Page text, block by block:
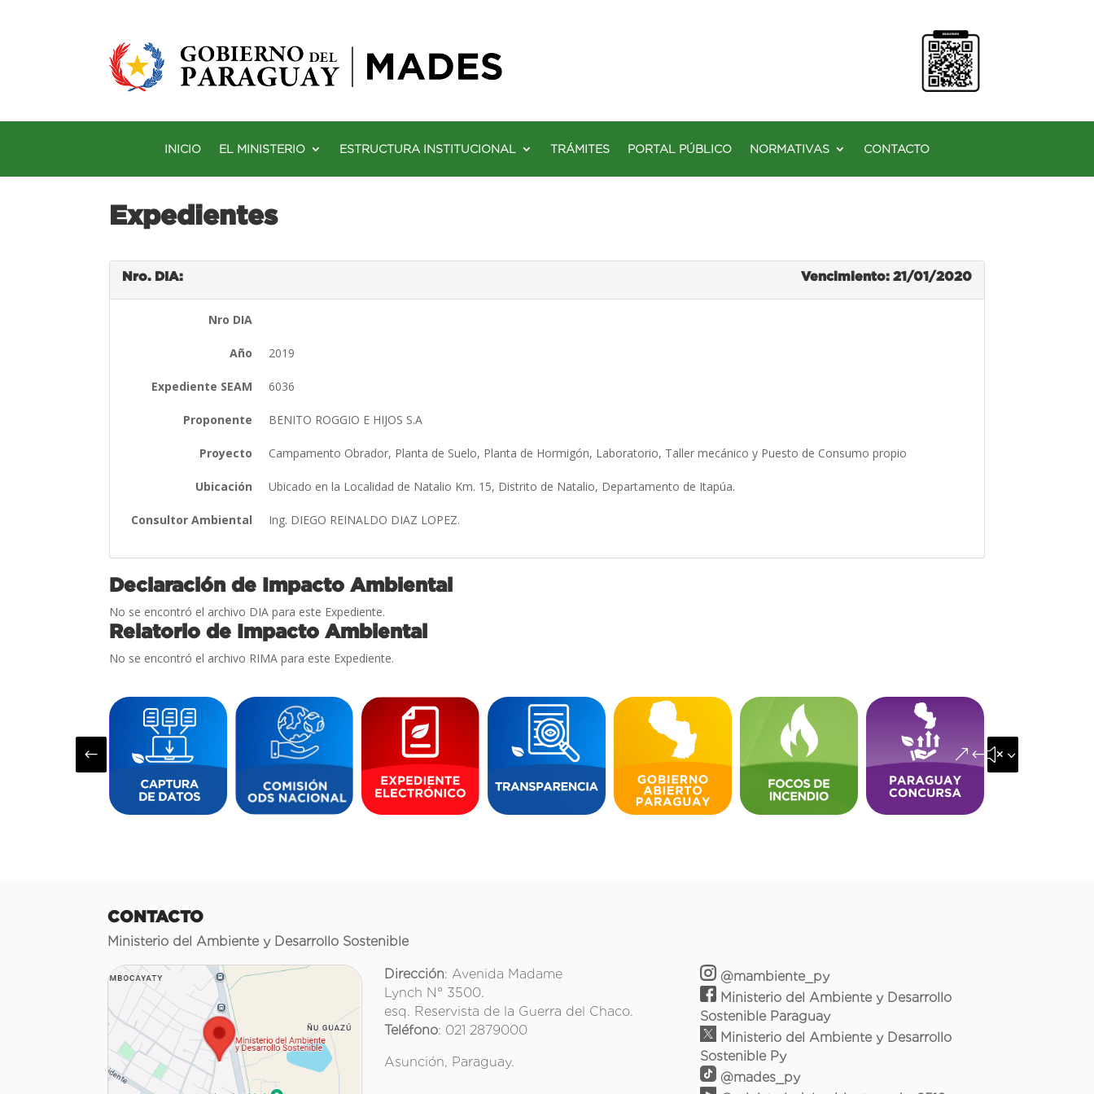
INICIO EL MINISTERIO ESTRUCTURA INSTITUCIONAL TRÁMITES PORTAL PÚBLICO NORMATIVAS CONTACTO
Expedientes
Nro. DIA: Vencimiento: 21/01/2020
Nro DIA
Año 2019
Expediente SEAM 6036
Proponente BENITO ROGGIO E HIJOS S.A
Proyecto Campamento Obrador, Planta de Suelo, Planta de Hormigón, Laboratorio, Taller mecánico y Puesto de Consumo propio
Ubicación Ubicado en la Localidad de Natalio Km. 15, Distrito de Natalio, Departamento de Itapúa.
Consultor Ambiental Ing. DIEGO REINALDO DIAZ LOPEZ.
Declaración de Impacto Ambiental
No se encontró el archivo DIA para este Expediente.
Relatorio de Impacto Ambiental
No se encontró el archivo RIMA para este Expediente.
# &#x35;
CONTACTO
Ministerio del Ambiente y Desarrollo Sostenible
Dirección: Avenida Madame
Lynch N° 3500.
esq. Reservista de la Guerra del Chaco.
Teléfono: 021 2879000
Asunción, Paraguay.
@mambiente_py
Ministerio del Ambiente y Desarrollo
Sostenible Paraguay
Ministerio del Ambiente y Desarrollo
Sostenible Py
@mades_py